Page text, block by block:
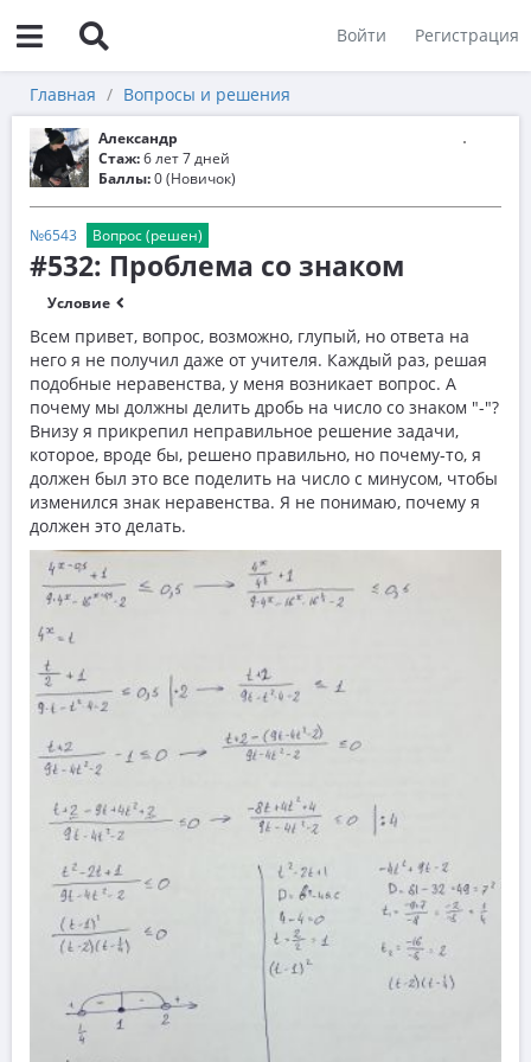
Войти Регистрация
Главная Вопросы и решения
Александр
Стаж:6 лет 7 дней
Баллы:0 (Новичок)
№6543 Вопрос (решен)
#532: Проблема со знаком
Условие
Всем привет, вопрос, возможно, глупый, но ответа на
него я не получил даже от учителя. Каждый раз, решая
подобные неравенства, у меня возникает вопрос. А
почему мы должны делить дробь на число со знаком "-"?
Внизу я прикрепил неправильное решение задачи,
которое, вроде бы, решено правильно, но почему-то, я
должен был это все поделить на число с минусом, чтобы
изменился знак неравенства. Я не понимаю, почему я
должен это делать.